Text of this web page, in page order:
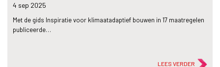
4 sep 2025
Met de gids Inspiratie voor klimaatadaptief bouwen in 17 maatregelen
publiceerde…
LEES VERDER